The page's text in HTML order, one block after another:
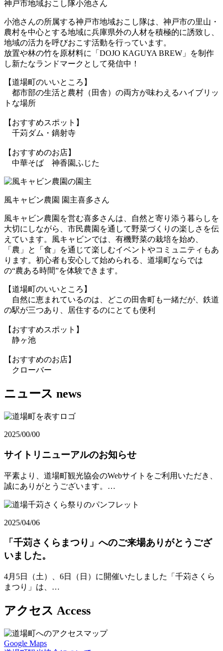
神戸市地域おこし隊小池さん
小池さんの所属する神戸市地域おこし隊は、神戸市の里山・
農村を中心とする地域に兵庫県外の人材を積極的に誘致し、
地域の活力を呼びおこす活動を行っています。
放置や林の竹を原材料に「DOJO KAGUYA BREW」を制作
し新たなランドマークとして発信中！
【道場町のいいところ】
都市部の生活と農村（田舎）の両方が味わえるハイブリッ
トな場所
【おすすめスポット】
千苅ダム・鏑射寺
【おすすめのお店】
中華そば 神香園ふじた
風キャビン農園 園主喜多さん
風キャビン農園を営む喜多さんは、自然と寄り添う暮らしを
大切にしながら、市民農園を通して野菜づくりの楽しさを伝
えています。風キャビンでは、有機野菜の栽培を始め、
「農」と「食」を通じて楽しむイベントやコミュニティもあ
ります。初心者も安心して始められる、道場町ならでは
の“農ある時間”を体験できます。
【道場町のいいところ】
自然に恵まれているのは、どこの田舎町も一緒だが、鉄道
の駅が三つあり、居住するのにとても便利
【おすすめスポット】
静ヶ池
【おすすめのお店】
クローバー
ニュース news
2025/00/00
サイトリニューアルのお知らせ
平素より、道場町観光協会のWebサイトをご利用いただき、
誠にありがとうございます。…
2025/04/06
「千苅さくらまつり」へのご来場ありがとうござ
いました。
4月5日（土）、6日（日）に開催いたしました「千苅さくら
まつり」は、…
アクセス Access
Google Maps